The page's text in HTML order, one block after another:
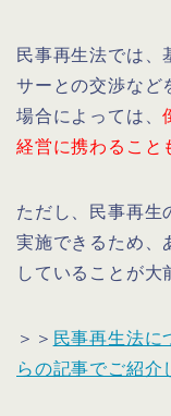
民事再生法では、
サーとの交渉など
場合によっては、
経営に携わること
ただし、民事再生
実施できるため、
していることが大
＞＞ 民事再生法に
らの記事でご紹介